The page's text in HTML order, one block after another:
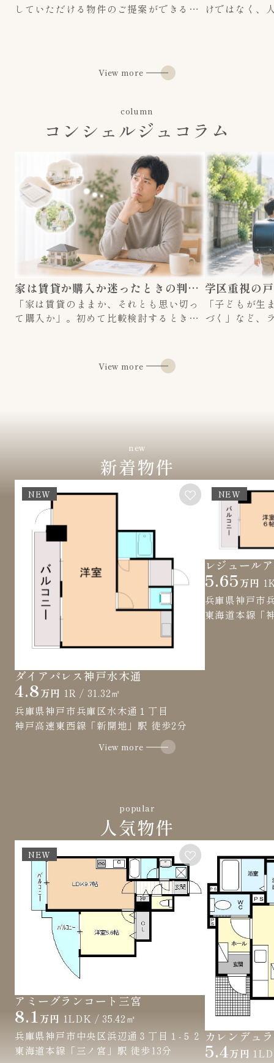
していただける物件のご提案ができる自
タリティを意識した接客を心がけており
けではなく、
View more
column
コンシェルジュコラム
家は賃貸か購入か迷ったときの判断術！基準を押さえて自分に合う選択を見極める
「家は賃貸のままか、それとも思い切っ
て購入か」。初めて比較検討するとき、
がお得なのか」「転勤や子どもの進学が
あるかもしれないのに、今買って大丈夫
かりやすく整理します。家計とライフプ
ランの両面から、賃貸・購入それぞれの
向き不向きを具体的に確認し、最後に失
敗しないための判断ステップと、専門家
への相談の活用法までご紹介します。
【目次】・賃貸か購入か迷うときの基本
整理・家計から見る「賃...
「子どもが生
づく」など、
か、一緒に考
次】・学区
まい方・学
ト・注意点・
View more
new
新着物件
NEW
ダイアパレス神戸水木通
4.8万円 1R / 31.32㎡
兵庫県神戸市兵庫区水木通１丁目
神戸高速東西線「新開地」駅 徒歩2分
NEW
5.65万円
兵庫県神戸市
東海道本線「
View more
popular
人気物件
NEW
アミーグランコート三宮
8.1 万円 1LDK / 35.42㎡
兵庫県神戸市中央区浜辺通３丁目１-５２
東海道本線「三ノ宮」駅 徒歩13分
カレンデュラ
5.4万円